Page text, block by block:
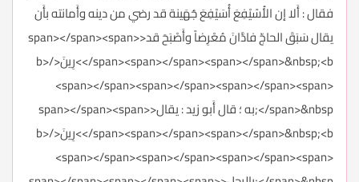
فقال : أَلا إن الأُسََيْفِعَ أُسَيْفِعَ جُهَينة قد رضي من دينه وأَمانته بأَن
يقال سَبَقَ الحاجّ فادَّانَ مُعْرِضاً وأَصْبَحَ قد<span></span><span>
</span><span></span><span></span>&nbsp;<b>رِينَ</b>
<span></span><span></span><span></span><span>
</span>&nbsp;به ؛ قال أَبو زيد : يقال<span></span><span>
</span><span></span><span></span>&nbsp;<b>رِينَ</b>
<span></span><span></span><span></span><span>